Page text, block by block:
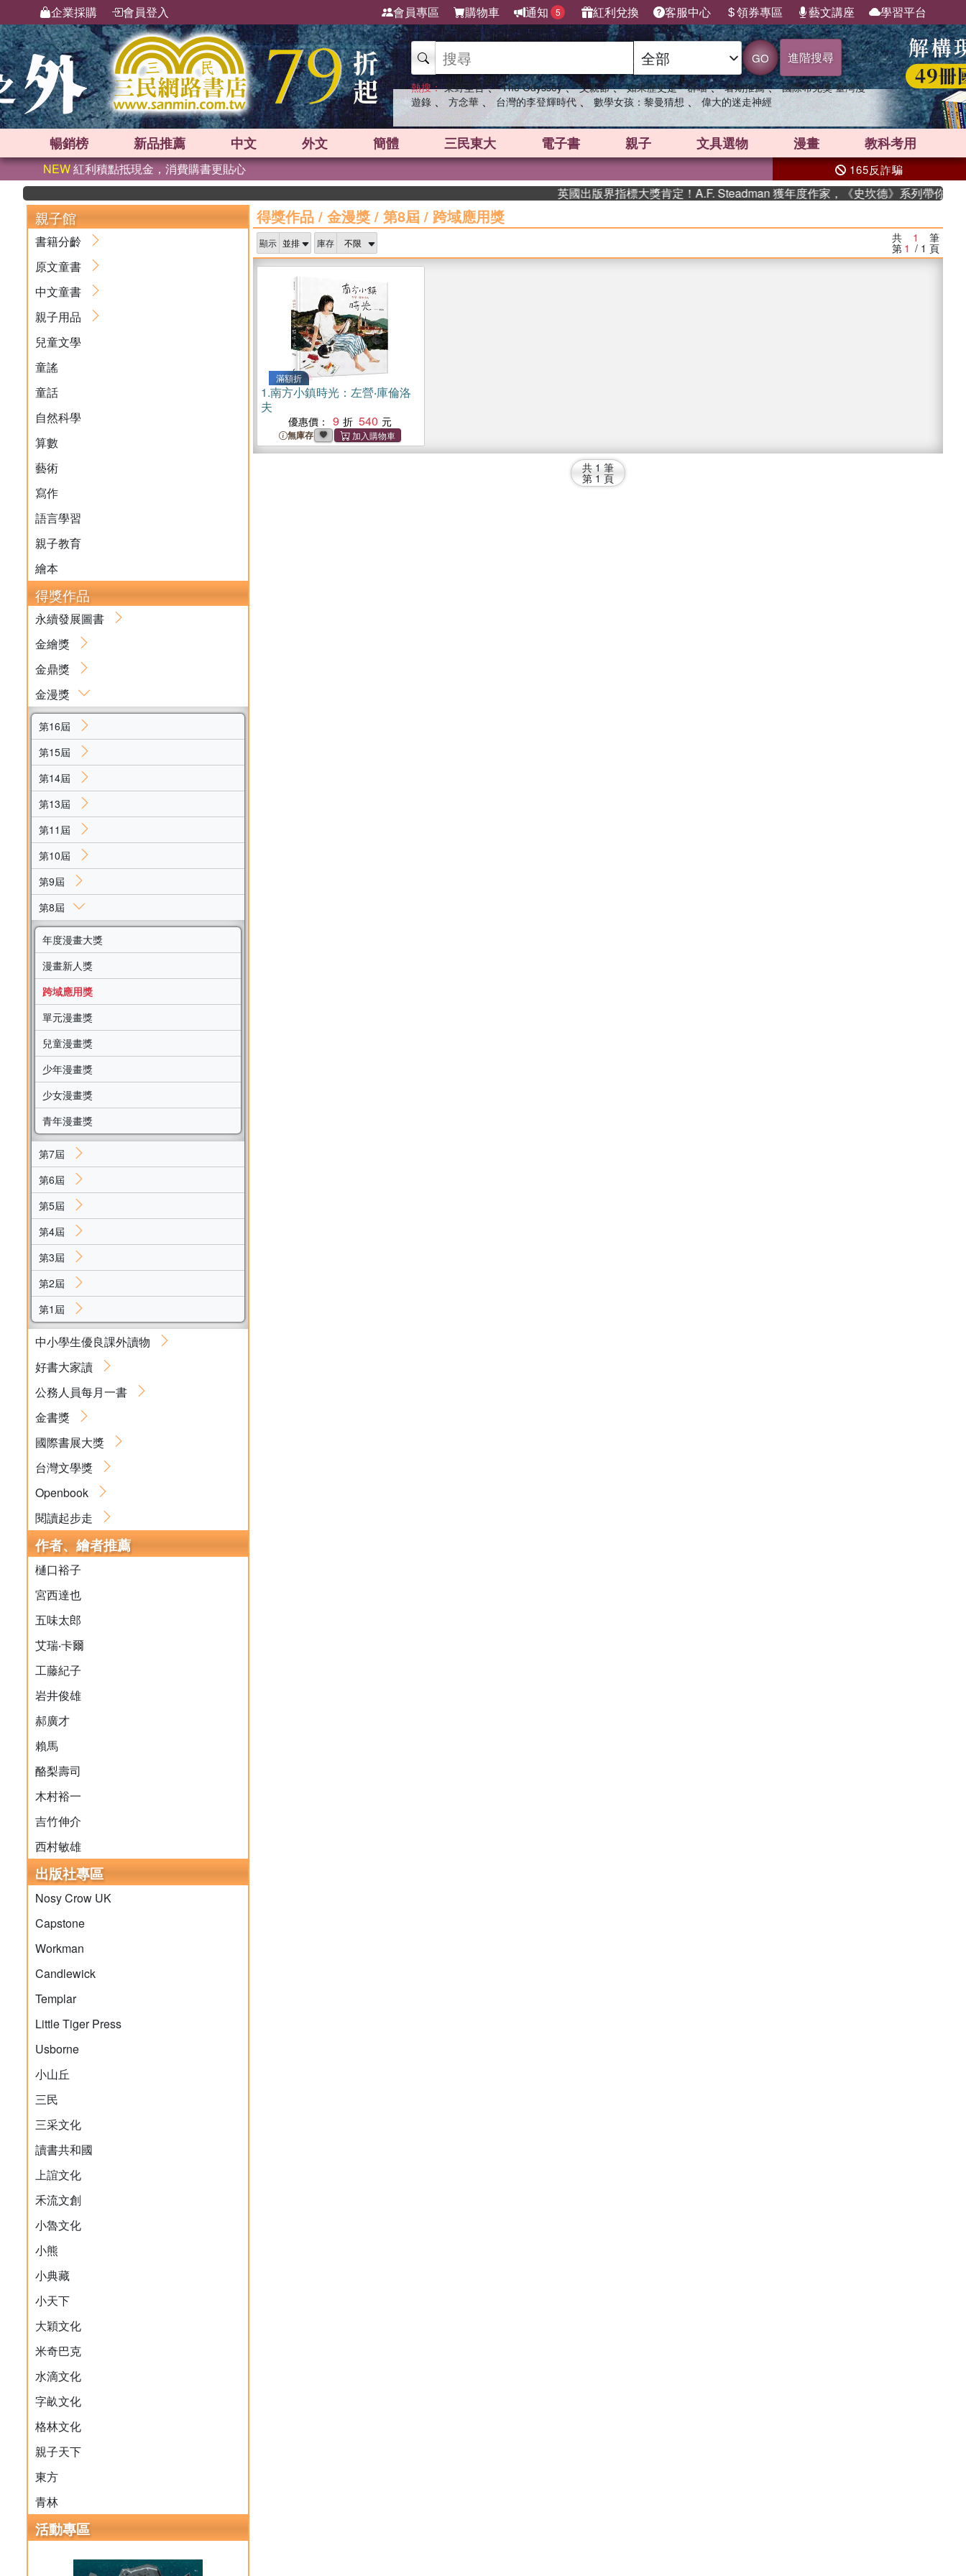
企業採購 會員登入 會員專區 購物車 通知 5 紅利兌換 客服中心 領券專區 藝文講座 學習平台
GO 進階搜尋
熱搜： 東野圭吾 、 The Odyssey 、 父親節 、 如果歷史是一群喵 、 暑期推薦 、 國際布克獎 臺灣漫
遊錄 、 方念華 、 台灣的李登輝時代 、 數學女孩：黎曼猜想 、 偉大的迷走神經
暢銷榜 新品推薦 中文 外文 簡體 三民東大 電子書 親子 文具選物 漫畫 教科考用
NEW紅利積點抵現金，消費購書更貼心 165反詐騙
英國出版界指標大獎肯定！A.F. Steadman 獲年度作家，《史坎德》系列帶你踏上熱血奇
親子館
書籍分齡
原文童書
中文童書
親子用品
兒童文學
童謠
童話
自然科學
算數
藝術
寫作
語言學習
親子教育
繪本
得獎作品
永續發展圖書
金繪獎
金鼎獎
金漫獎
第16屆
第15屆
第14屆
第13屆
第11屆
第10屆
第9屆
第8屆
年度漫畫大獎
漫畫新人獎
跨域應用獎
單元漫畫獎
兒童漫畫獎
少年漫畫獎
少女漫畫獎
青年漫畫獎
第7屆
第6屆
第5屆
第4屆
第3屆
第2屆
第1屆
中小學生優良課外讀物
好書大家讀
公務人員每月一書
金書獎
國際書展大獎
台灣文學獎
Openbook
閱讀起步走
作者、繪者推薦
樋口裕子
宮西達也
五味太郎
艾瑞‧卡爾
工藤紀子
岩井俊雄
郝廣才
賴馬
酪梨壽司
木村裕一
吉竹伸介
西村敏雄
出版社專區
Nosy Crow UK
Capstone
Workman
Candlewick
Templar
Little Tiger Press
Usborne
小山丘
三民
三采文化
讀書共和國
上誼文化
禾流文創
小魯文化
小熊
小典藏
小天下
大穎文化
米奇巴克
水滴文化
字畝文化
格林文化
親子天下
東方
青林
活動專區
得獎作品 / 金漫獎 / 第8屆 / 跨域應用獎
顯示 庫存 共 1 筆
第 1 / 1 頁
滿額折
1.南方小鎮時光：左營‧庫倫洛
夫
優惠價： 9 540
無庫存
共 1 筆
第 1 頁